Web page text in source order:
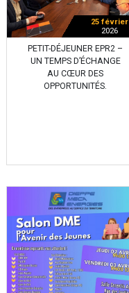
25 février
2026
PETIT-DÉJEUNER EPR2 –
UN TEMPS D’ÉCHANGE
AU CŒUR DES
OPPORTUNITÉS.